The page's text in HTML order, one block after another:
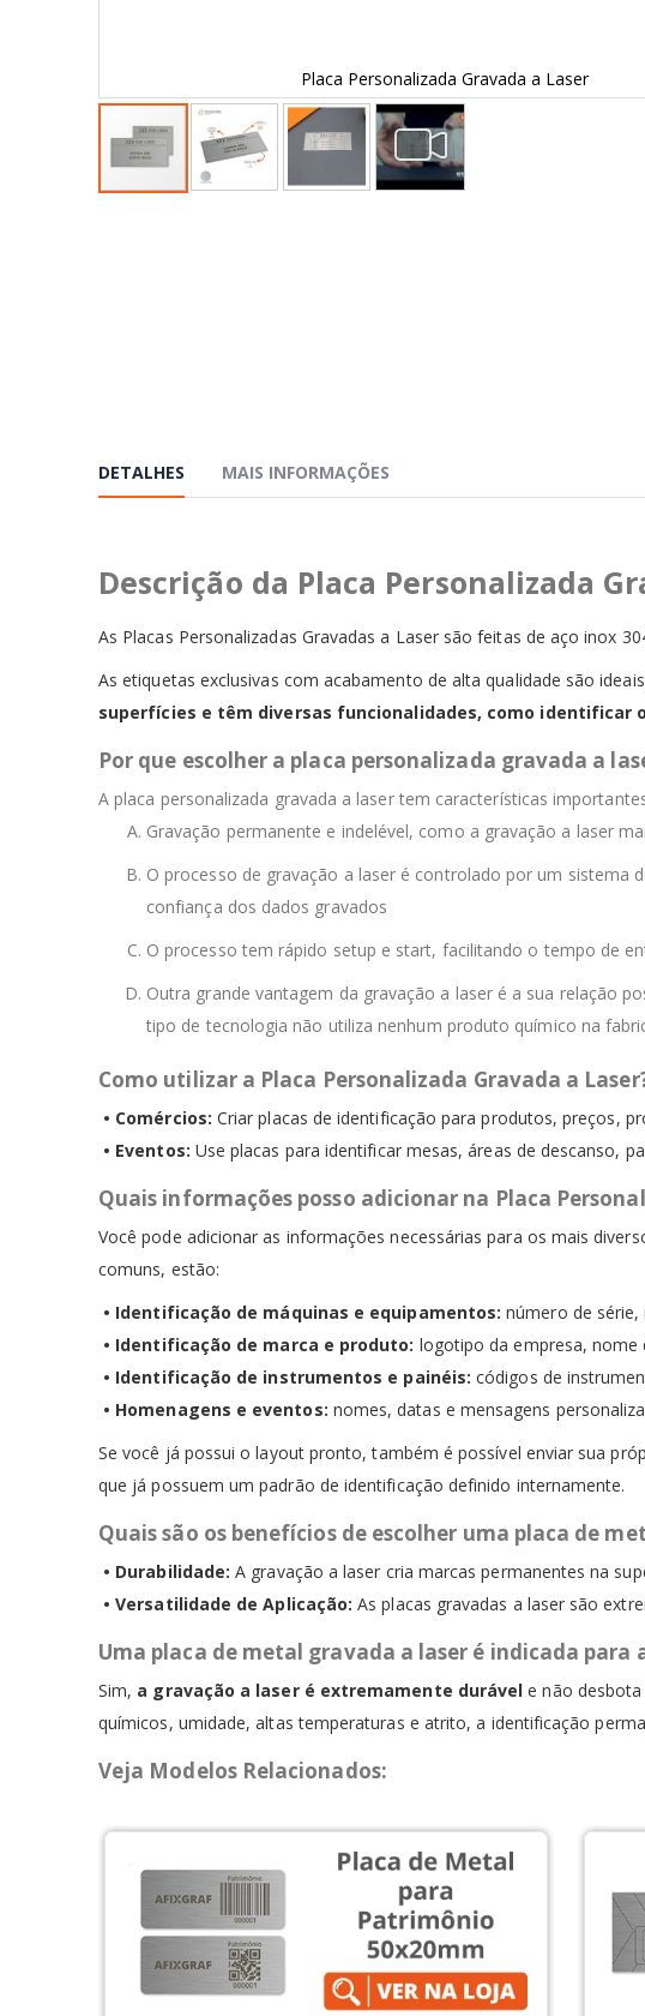
Placa Personalizada Gravada a Laser
DETALHES
Descrição da Placa Personalizada
As Placas Personalizadas Gravadas a Laser são feitas de aço inox
As etiquetas exclusivas com acabamento de alta qualidade são
superfícies e têm diversas funcionalidades, como identificar
Por que escolher a placa personalizada gravada a
A placa personalizada gravada a laser tem características
Gravação permanente e indelével, como a gravação a laser
O processo de gravação a laser é controlado por um sistema
confiança dos dados gravados
O processo tem rápido setup e start, facilitando o tempo de
Outra grande vantagem da gravação a laser é a sua relação
tipo de tecnologia não utiliza nenhum produto químico na
Como utilizar a Placa Personalizada Gravada a
• Comércios: Criar placas de identificação para produtos, preços,
• Eventos: Use placas para identificar mesas, áreas de descanso,
Quais informações posso adicionar na Placa
Você pode adicionar as informações necessárias para os mais
comuns, estão:
• Identificação de máquinas e equipamentos: número de
• Identificação de marca e produto: logotipo da empresa, nome
• Identificação de instrumentos e painéis: códigos de
• Homenagens e eventos: nomes, datas e mensagens
Se você já possui o layout pronto, também é possível enviar sua
que já possuem um padrão de identificação definido internamente.
Quais são os benefícios de escolher uma placa de
• Durabilidade: A gravação a laser cria marcas permanentes na
• Versatilidade de Aplicação: As placas gravadas a laser são
Uma placa de metal gravada a laser é indicada para
Sim, a gravação a laser é extremamente durável e não
químicos, umidade, altas temperaturas e atrito, a identificação
Veja Modelos Relacionados:
MAIS INFORMAÇÕES